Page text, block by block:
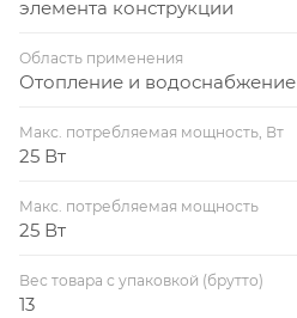
элемента конструкции
Область применения
Отопление и водоснабжение
Макс. потребляемая мощность, Вт
25 Вт
Макс. потребляемая мощность
25 Вт
Вес товара с упаковкой (брутто)
13